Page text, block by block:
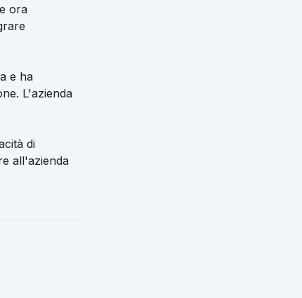
ora
e ha
L'azienda
di
all'azienda